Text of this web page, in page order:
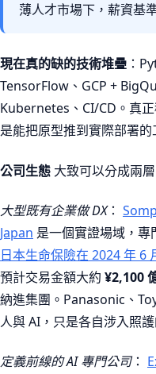
薄人才市場下，薪資基
現在真的缺的技術堆疊 ：
TensorFlow、GCP +
Kubernetes、CI/CD。真
是能把原型推到實際部署的
公司生態 大致可以分成兩層
大型既有企業做 DX：
Japan 是一個實證場域，專
日本生命保險在 2024 年
預計交易金額大約 ¥2,100
納進集團。Panasonic、
人與 AI，只是各自涉入照
定義前線的 AI 專門公司：